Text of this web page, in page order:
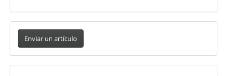
Enviar
artículo
Enviar un artículo